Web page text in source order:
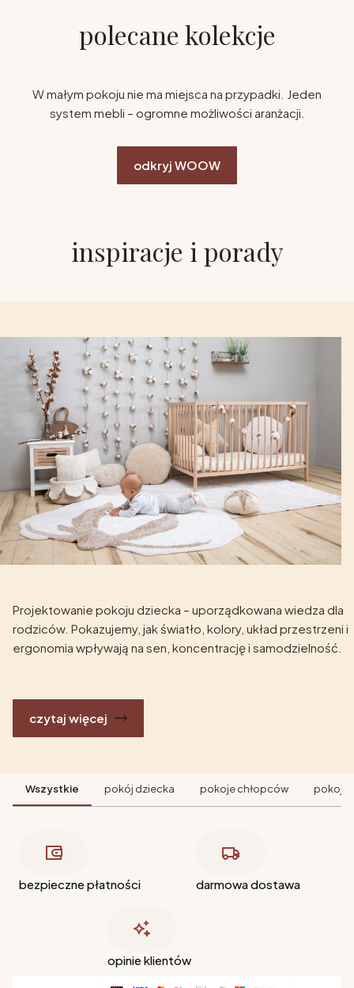
polecane kolekcje
W małym pokoju nie ma miejsca na przypadki. Jeden
system mebli – ogromne możliwości aranżacji.
odkryj WOOW
inspiracje i porady
Projektowanie pokoju dziecka – uporządkowana wiedza dla
rodziców. Pokazujemy, jak światło, kolory, układ przestrzeni i
ergonomia wpływają na sen, koncentrację i samodzielność.
czytaj więcej
Wszystkie pokój dziecka pokoje chłopców pokoje
bezpieczne płatności darmowa dostawa
opinie klientów